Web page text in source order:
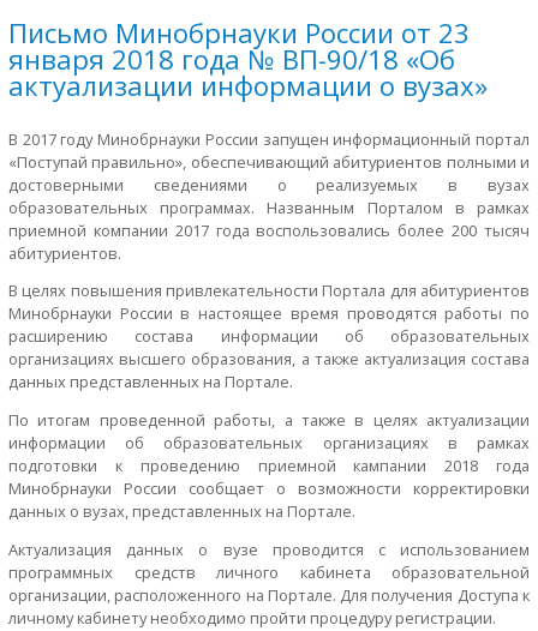
Письмо Минобрнауки России от 23
января 2018 года № ВП-90/18 «Об
актуализации информации о вузах»
B 2017 году Минобрнауки России запущен информационный портал
«Поступай правильно», обеспечивающий абитуриентов полными и
достоверными сведениями о реализуемых в вузах
образовательных программах. Названным Порталом в рамках
приемной компании 2017 года воспользовались более 200 тысяч
абитуриентов.
В целях повышения привлекательности Портала для абитуриентов
Минобрнауки России в настоящее время проводятся работы по
расширению состава информации об образовательных
организациях высшего образования, а также актуализация состава
данных представленных на Портале.
По итогам проведенной работы, а также в целях актуализации
информации об образовательных организациях в рамках
подготовки к проведению приемной кампании 2018 года
Минобрнауки России сообщает о возможности корректировки
данных о вузах, представленных на Портале.
Актуализация данных о вузе проводится с использованием
программных средств личного кабинета образовательной
организации, расположенного на Портале. Для получения Доступа к
личному кабинету необходимо пройти процедуру регистрации.